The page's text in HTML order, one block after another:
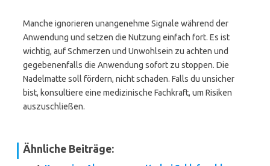
Manche ignorieren unangenehme Signale während der
Anwendung und setzen die Nutzung einfach fort. Es ist
wichtig, auf Schmerzen und Unwohlsein zu achten und
gegebenenfalls die Anwendung sofort zu stoppen. Die
Nadelmatte soll fördern, nicht schaden. Falls du unsicher
bist, konsultiere eine medizinische Fachkraft, um Risiken
auszuschließen.
Ähnliche Beiträge: